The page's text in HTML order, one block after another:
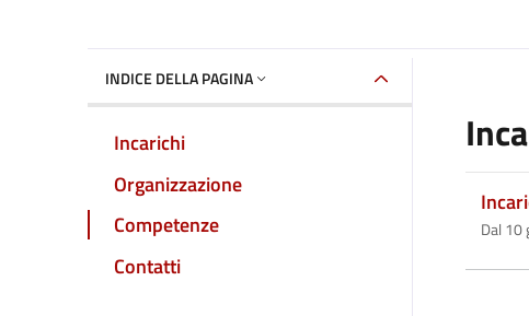
INDICE DELLA PAGINA
Incarichi
Organizzazione
Competenze
Contatti
Dal 10